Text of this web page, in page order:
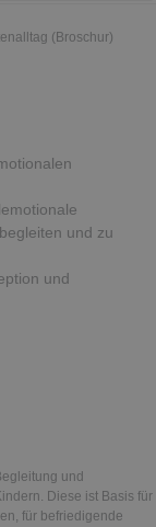
(Broschur)
und zu
und
und
Diese ist Basis für
für befriedigende